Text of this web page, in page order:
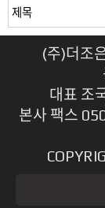
(주)더조
대표 조
본사 팩스